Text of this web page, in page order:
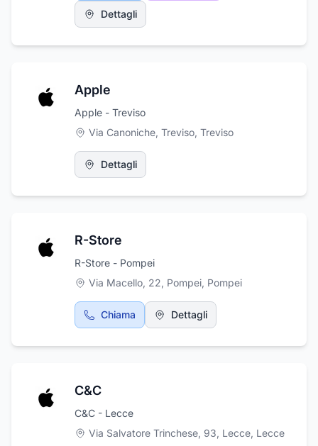
Dettagli
Apple
Apple - Treviso
Via Canoniche, Treviso, Treviso
Dettagli
R-Store
R-Store - Pompei
Via Macello, 22, Pompei, Pompei
Chiama Dettagli
C&C
C&C - Lecce
Via Salvatore Trinchese, 93, Lecce, Lecce